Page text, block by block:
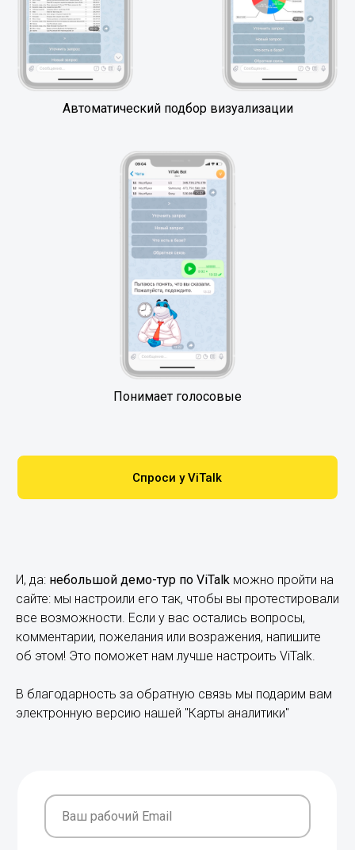
Автоматический подбор визуализации
Понимает голосовые
Спроси у ViTalk
И, да: небольшой демо-тур по ViTalk можно пройти на
сайте: мы настроили его так, чтобы вы протестировали
все возможности. Если у вас остались вопросы,
комментарии, пожелания или возражения, напишите
об этом! Это поможет нам лучше настроить ViTalk.
В благодарность за обратную связь мы подарим вам
электронную версию нашей "Карты аналитики"